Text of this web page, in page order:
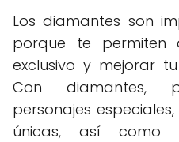
Los diamantes son
porque te permiten
exclusivo y mejorar
Con diamantes,
personajes
únicas, así como